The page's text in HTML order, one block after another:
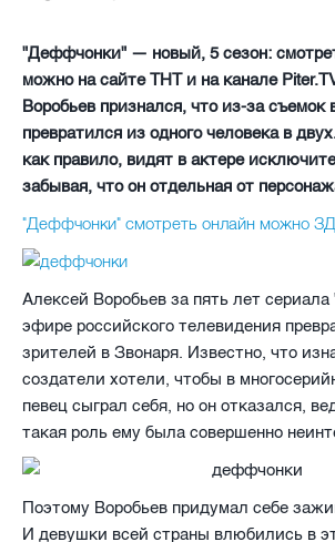
"Деффчонки" — новый, 5 сезон:
можно на сайте ТНТ и на канале
Воробьев признался, что из-за съемок
превратился из одного человека в
как правило, видят в актере
забывая, что он отдельная от
"Деффчонки" смотреть онлайн можно
Алексей Воробьев за пять лет
эфире российского телевидения
зрителей в Звонаря. Известно, что
создатели хотели, чтобы в
певец сыграл себя, но он отказался,
такая роль ему была совершенно
Поэтому Воробьев придумал себе
И девушки всей страны влюбились в